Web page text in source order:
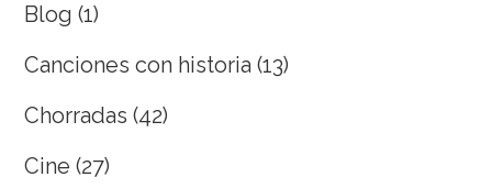
Blog (1)
Canciones con historia (13)
Chorradas (42)
Cine (27)